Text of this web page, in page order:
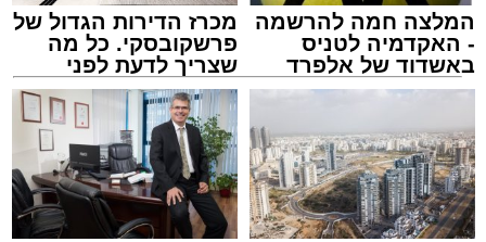
המלצה חמה להרשמה
- האקדמיה לטניס
באשדוד של אלפרד
קריאולנסקי - לילדים
מכרז הדירות הגדול של
פרשקובסקי. כל מה
שצריך לדעת לפני
שמגישים הצעה לדירה
באשדוד